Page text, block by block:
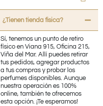
¿Tienen tienda fisica?
Sí, tenemos un punto de retiro
físico en Viana 915, Oficina 215,
Viña del Mar. Allí puedes retirar
tus pedidos, agregar productos
a tus compras y probar los
perfumes disponibles. Aunque
nuestra operación es 100%
online, también te ofrecemos
esta opción. ¡Te esperamos!